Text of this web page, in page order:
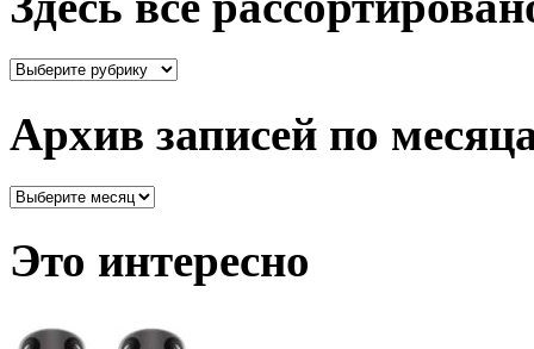
Здесь
Архив записей по
Архив
месяцам
Это интересно